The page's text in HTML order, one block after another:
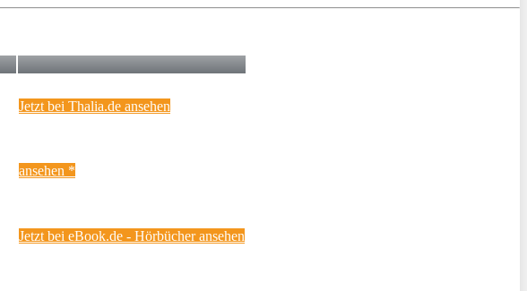
Jetzt bei Thalia.de ansehen
ansehen *
Jetzt bei eBook.de - Hörbücher ansehen